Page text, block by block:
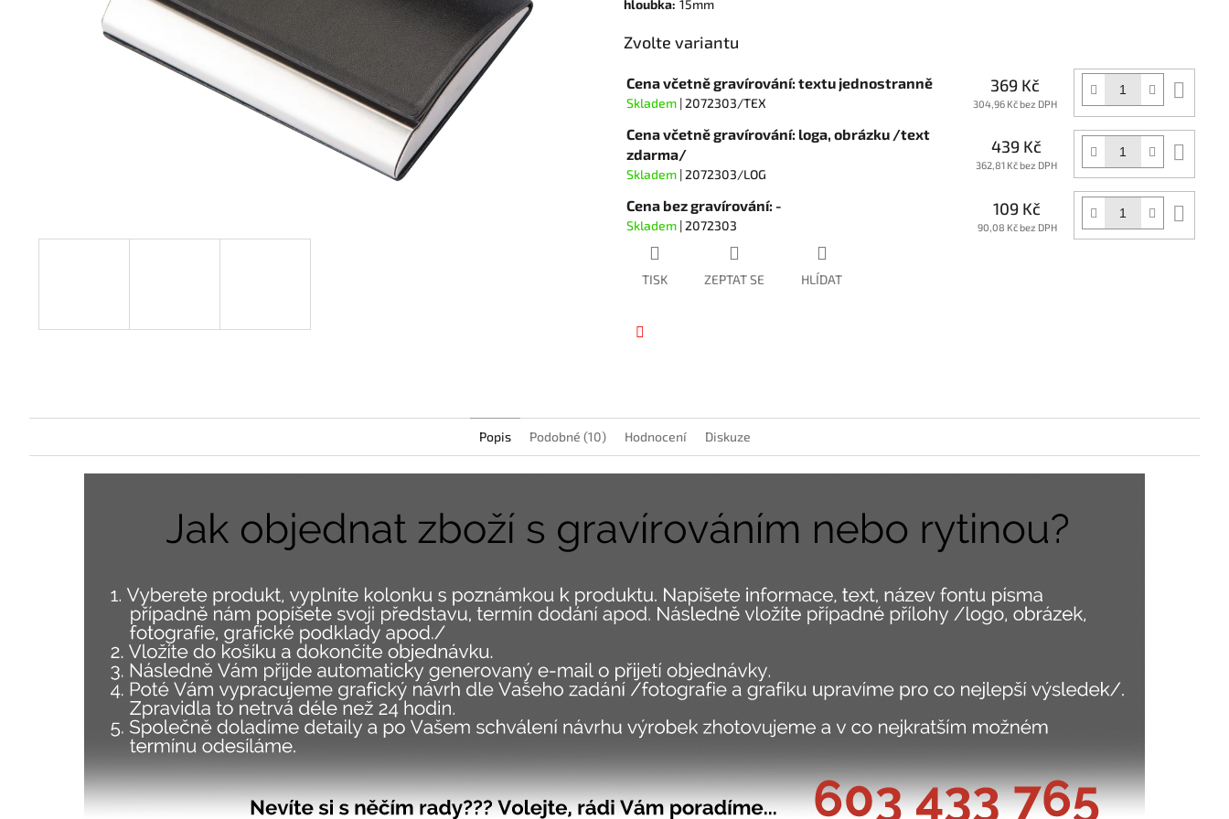
hloubka: 15mm
Zvolte variantu
Cena včetně gravírování: textu jednostranně
Skladem | 2072303/TEX
369 Kč
304,96 Kč bez DPH
Cena včetně gravírování: loga, obrázku /text
zdarma/
Skladem | 2072303/LOG
439 Kč
362,81 Kč bez DPH
Cena bez gravírování: -
Skladem | 2072303
109 Kč
90,08 Kč bez DPH
TISK ZEPTAT SE HLÍDAT
Popis Podobné (10) Hodnocení Diskuze